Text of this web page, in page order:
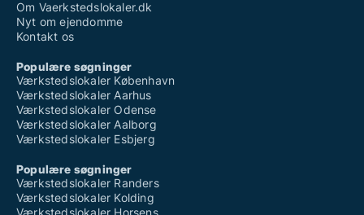
Om Vaerkstedslokaler.dk
Nyt om ejendomme
Kontakt os
Populære søgninger
Værkstedslokaler København
Værkstedslokaler Aarhus
Værkstedslokaler Odense
Værkstedslokaler Aalborg
Værkstedslokaler Esbjerg
Populære søgninger
Værkstedslokaler Randers
Værkstedslokaler Kolding
Værkstedslokaler Horsens